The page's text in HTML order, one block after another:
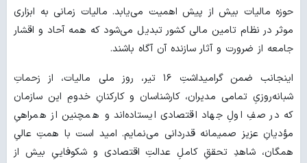
حوزه مالیات بیش از پیش اهمیت می‌یابد. مالیات زمانی به ابزاری
موثر در نظام تامین مالی کشور تبدیل می‌شود که همه آحاد و اقشار
جامعه از ضرورت و آثار سازنده آن آگاه باشند.
اینجانب ضمن گرامیداشتِ ۱۶ تیر، روز ملی مالیات، از زحماتِ
شبانه‌روزیِ تمامی مدیران، کارشناسان و کارکنانِ خدومِ این سازمان
که در صفِ اولِ جهاد اقتصادی ایستاده‌اند و همچنین از همراهیِ
مؤدیانِ عزیز صمیمانه قدردانی می‌نمایم. امید است با همتِ عالیِ
همگان، شاهدِ تحققِ کاملِ عدالتِ اقتصادی و شکوفاییِ بیش از